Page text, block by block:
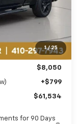
1 / 25
-$4,800
-$3,250
$8,050
+$799
$61,534
for 90 Days